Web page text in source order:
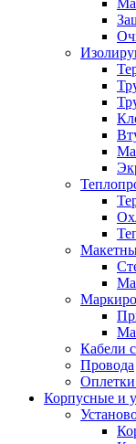
Кабели
Провода
Корпусные и